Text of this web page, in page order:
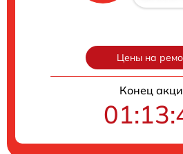
Цены на
Конец